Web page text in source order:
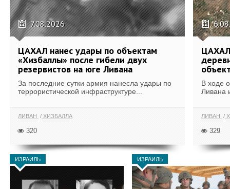
7.08.2026
ЦАХАЛ нанес удары по объектам
«Хизбаллы» после гибели двух
резервистов на юге Ливана
За последние сутки армия нанесла удары по
террористической инфраструктуре...
ЛИВАН ХИЗБАЛЛА
320
В ходе
Ливана
ЛИВАН
329
ИЗРАИЛЬ ИЗРАИЛЬ